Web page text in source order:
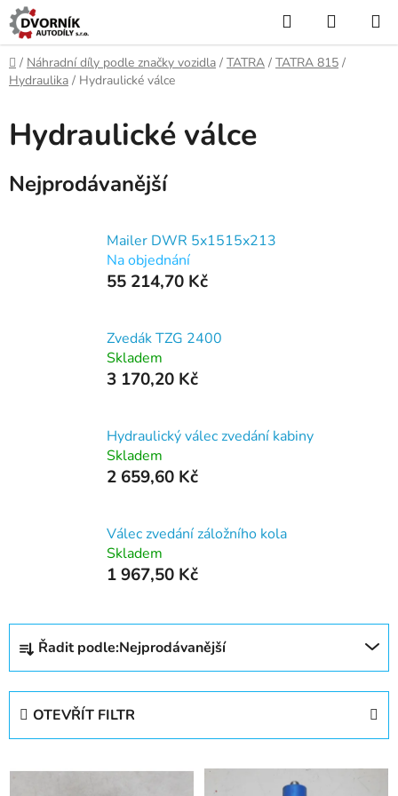
Přejít
na
obsah
Hledat
KOŠÍK
Domů
/ Náhradní díly podle značky vozidla / TATRA / TATRA 815 /
Hydraulika / Hydraulické válce
Hydraulické válce
Nejprodávanější
Mailer DWR 5x1515x213
Na objednání
55 214,70 Kč
Zvedák TZG 2400
Skladem
3 170,20 Kč
Hydraulický válec zvedání kabiny
Skladem
2 659,60 Kč
Válec zvedání záložního kola
Skladem
1 967,50 Kč
Ř
z
p
Řadit podle:Nejprodávanější
OTEVŘÍT FILTR
V